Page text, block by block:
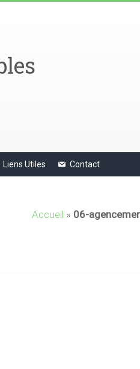
Liens Utiles Contact
Accueil » 06-